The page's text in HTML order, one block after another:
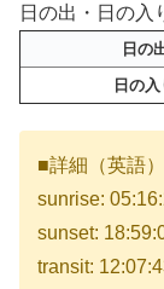
日の出・日の入
日の
日の入
■詳細（英語）
sunrise:
sunset:
transit: